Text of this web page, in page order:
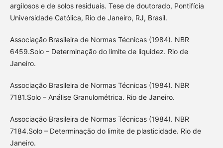
argilosos e de solos residuais. Tese de doutorado, Pontifícia
Universidade Católica, Rio de Janeiro, RJ, Brasil.
Associação Brasileira de Normas Técnicas (1984). NBR
6459.Solo – Determinação do limite de liquidez. Rio de
Janeiro.
Associação Brasileira de Normas Técnicas (1984). NBR
7181.Solo – Análise Granulométrica. Rio de Janeiro.
Associação Brasileira de Normas Técnicas (1984). NBR
7184.Solo – Determinação do limite de plasticidade. Rio de
Janeiro.